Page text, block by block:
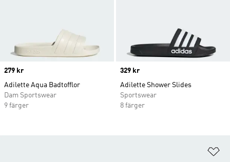
Price
279 kr
Adilette Aqua Badtofflor
Dam Sportswear
9 färger
Price
329 kr
Adilette Shower Slides
Sportswear
8 färger